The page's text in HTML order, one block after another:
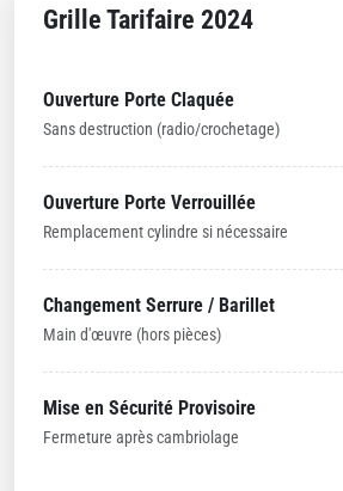
Grille Tarifaire 2024
Ouverture Porte Claquée
Sans destruction (radio/crochetage)
Ouverture Porte Verrouillée
Remplacement cylindre si nécessaire
Changement Serrure / Barillet
Main d'œuvre (hors pièces)
Mise en Sécurité Provisoire
Fermeture après cambriolage